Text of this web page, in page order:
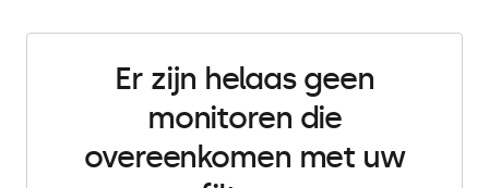
Er zijn helaas geen
monitoren die
overeenkomen met uw